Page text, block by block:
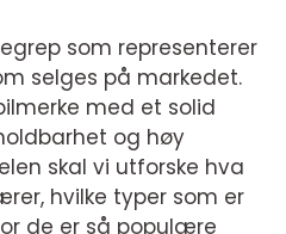
som representerer
selges på markedet.
med et solid
og høy
skal vi utforske hva
hvilke typer som er
de er så populære